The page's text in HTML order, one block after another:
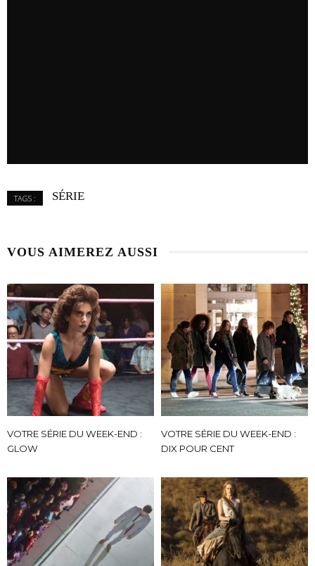
TAGS : SÉRIE
VOUS AIMEREZ AUSSI
VOTRE SÉRIE DU WEEK-END :
GLOW
VOTRE SÉRIE DU WEEK-END :
DIX POUR CENT